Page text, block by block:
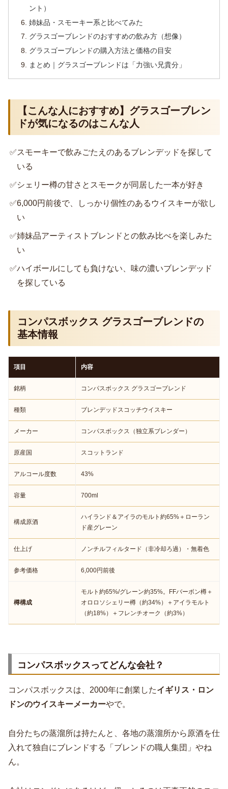
ント）
姉妹品・スモーキー系と比べてみた
グラスゴーブレンドのおすすめの飲み方（想像）
グラスゴーブレンドの購入方法と価格の目安
まとめ｜グラスゴーブレンドは「力強い兄貴分」
【こんな人におすすめ】グラスゴーブレン
ドが気になるのはこんな人
✅スモーキーで飲みごたえのあるブレンデッドを探して
いる
✅シェリー樽の甘さとスモークが同居した一本が好き
✅6,000円前後で、しっかり個性のあるウイスキーが欲し
い
✅姉妹品アーティストブレンドとの飲み比べを楽しみた
い
✅ハイボールにしても負けない、味の濃いブレンデッド
を探している
コンパスボックス グラスゴーブレンドの
基本情報
項目 内容
銘柄 コンパスボックス グラスゴーブレンド
種類 ブレンデッドスコッチウイスキー
メーカー コンパスボックス（独立系ブレンダー）
原産国 スコットランド
アルコール度数 43%
容量 700ml
構成原酒
ハイランド＆アイラのモルト約65%＋ローラン
ド産グレーン
仕上げ ノンチルフィルタード（非冷却ろ過）・無着色
参考価格 6,000円前後
樽構成
モルト約65%/グレーン約35%。FFバーボン樽＋
オロロソシェリー樽（約34%）＋アイラモルト
（約18%）＋フレンチオーク（約3%）
コンパスボックスってどんな会社？
コンパスボックスは、2000年に創業したイギリス・ロン
ドンのウイスキーメーカーやで。
自分たちの蒸溜所は持たんと、各地の蒸溜所から原酒を仕
入れて独自にブレンドする「ブレンドの職人集団」やね
ん。